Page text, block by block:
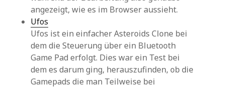
angezeigt, wie es im Browser aussieht.
Ufos
Ufos ist ein einfacher Asteroids Clone bei
dem die Steuerung über ein Bluetooth
Game Pad erfolgt. Dies war ein Test bei
dem es darum ging, herauszufinden, ob die
Gamepads die man Teilweise bei